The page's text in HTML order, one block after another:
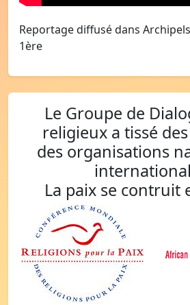
Reportage diffusé dans
1ère
Le Groupe de
religieux a tissé
des organisations
La paix se contruit